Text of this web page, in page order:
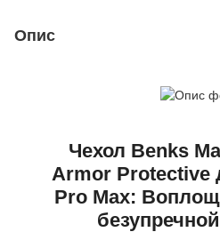
Опис
Чехол Benks
Armor Protective
Pro Max: